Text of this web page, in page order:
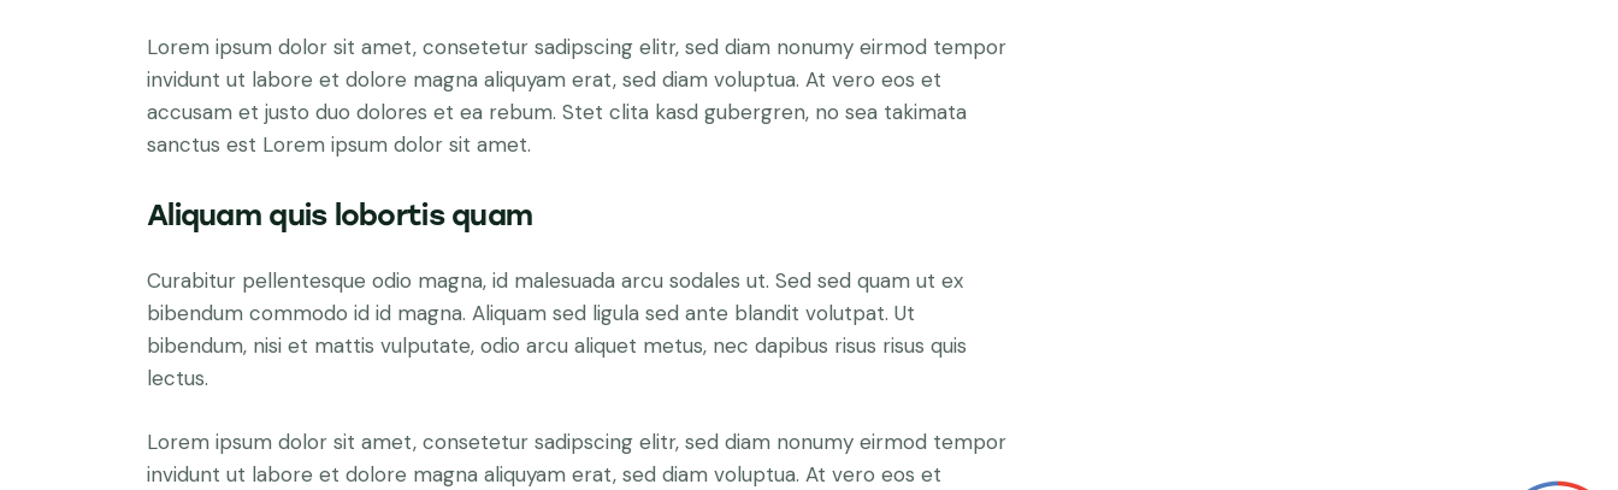
Lorem ipsum dolor sit amet, consetetur sadipscing elitr, sed diam nonumy eirmod tempor
invidunt ut labore et dolore magna aliquyam erat, sed diam voluptua. At vero eos et
accusam et justo duo dolores et ea rebum. Stet clita kasd gubergren, no sea takimata
sanctus est Lorem ipsum dolor sit amet.
Aliquam quis lobortis quam
Curabitur pellentesque odio magna, id malesuada arcu sodales ut. Sed sed quam ut ex
bibendum commodo id id magna. Aliquam sed ligula sed ante blandit volutpat. Ut
bibendum, nisi et mattis vulputate, odio arcu aliquet metus, nec dapibus risus risus quis
lectus.
Lorem ipsum dolor sit amet, consetetur sadipscing elitr, sed diam nonumy eirmod tempor
invidunt ut labore et dolore magna aliquyam erat, sed diam voluptua. At vero eos et